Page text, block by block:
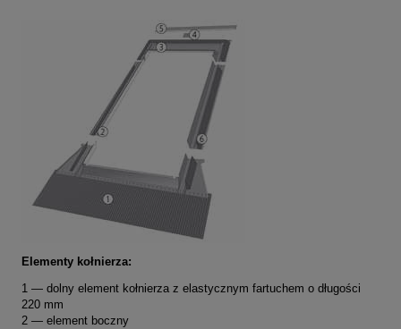
Elementy kołnierza:
1 — dolny element kołnierza z elastycznym fartuchem o długości
220 mm
2 — element boczny